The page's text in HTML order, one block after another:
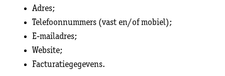
Adres;
Telefoonnummers (vast en/of mobiel);
E-mailadres;
Website;
Facturatiegegevens.